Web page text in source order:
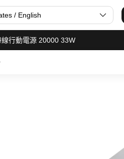
/ English
行動電源 20000 33W
家電 | POCO